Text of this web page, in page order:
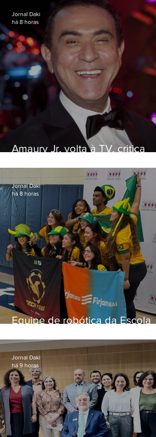
Amaury Jr. volta à TV, critica
viraram colunistas de si
Jornal Daki
há 8 horas
Equipe de robótica da Escola
prêmio internacional nos EUA
Jornal Daki
há 8 horas
Jornal Daki
há 9 horas